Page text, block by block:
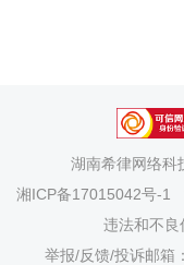
湖南希律网络科
湘ICP备17015042号-1
违法和不
举报/反馈/投诉邮箱